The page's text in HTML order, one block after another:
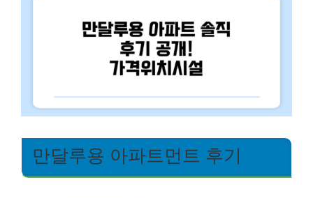
만달루용 아파트먼트 후기